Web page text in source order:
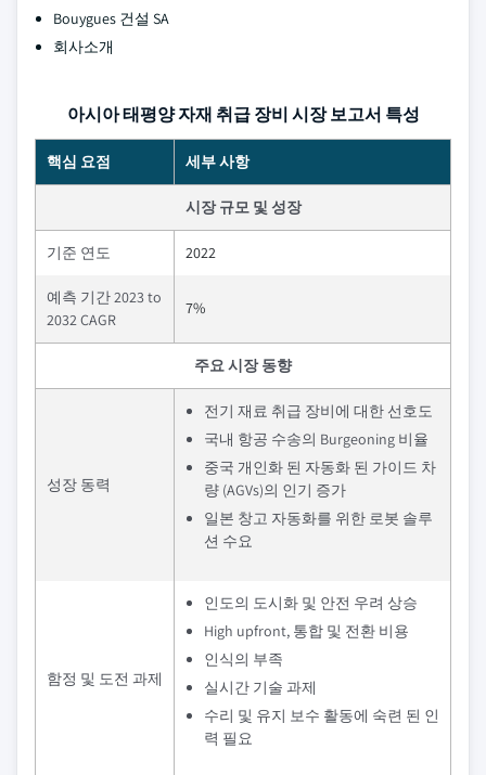
Bouygues 건설 SA
회사소개
아시아 태평양 자재 취급 장비 시장 보고서 특성
핵심 요점 세부 사항
시장 규모 및 성장
기준 연도 2022
예측 기간 2023 to
2032 CAGR
7%
주요 시장 동향
성장 동력
전기 재료 취급 장비에 대한 선호도
국내 항공 수송의 Burgeoning 비율
중국 개인화 된 자동화 된 가이드 차
량 (AGVs)의 인기 증가
일본 창고 자동화를 위한 로봇 솔루
션 수요
함정 및 도전 과제
인도의 도시화 및 안전 우려 상승
High upfront, 통합 및 전환 비용
인식의 부족
실시간 기술 과제
수리 및 유지 보수 활동에 숙련 된 인
력 필요